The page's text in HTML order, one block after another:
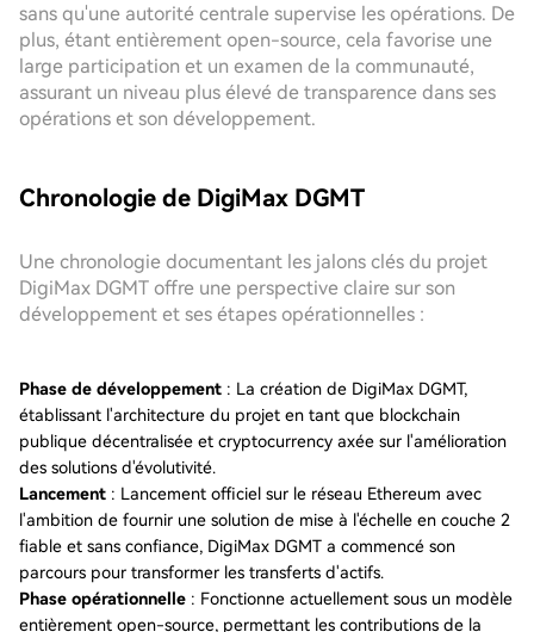
sans qu'une autorité centrale supervise les opérations. De
plus, étant entièrement open-source, cela favorise une
large participation et un examen de la communauté,
assurant un niveau plus élevé de transparence dans ses
opérations et son développement.
Chronologie de DigiMax DGMT
Une chronologie documentant les jalons clés du projet
DigiMax DGMT offre une perspective claire sur son
développement et ses étapes opérationnelles :
Phase de développement : La création de DigiMax DGMT,
établissant l'architecture du projet en tant que blockchain
publique décentralisée et cryptocurrency axée sur l'amélioration
des solutions d'évolutivité.
Lancement : Lancement officiel sur le réseau Ethereum avec
l'ambition de fournir une solution de mise à l'échelle en couche 2
fiable et sans confiance, DigiMax DGMT a commencé son
parcours pour transformer les transferts d'actifs.
Phase opérationnelle : Fonctionne actuellement sous un modèle
entièrement open-source, permettant les contributions de la